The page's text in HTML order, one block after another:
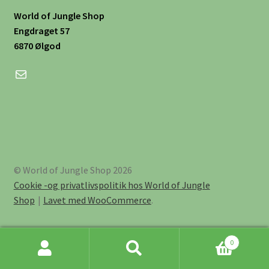
World of Jungle Shop
Engdraget 57
6870 Ølgod
Mail
© World of Jungle Shop 2026
Cookie -og privatlivspolitik hos World of Jungle
Shop
Lavet med WooCommerce.
0